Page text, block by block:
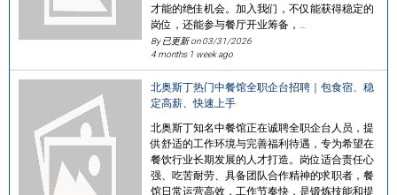
才能的绝佳机会。加入我们，不仅能获得稳定的
岗位，还能参与餐厅开业筹备，…
By 已更新 on03/31/2026
4 months 1 week ago
北奥斯丁热门中餐馆全职企台招聘｜包食宿、稳
定高薪、快速上手
北奥斯丁知名中餐馆正在诚聘全职企台人员，提
供舒适的工作环境与完善福利待遇，专为希望在
餐饮行业长期发展的人才打造。岗位适合责任心
强、吃苦耐劳、具备团队合作精神的求职者，餐
馆日常运营高效，工作节奏快，是锻炼技能和提